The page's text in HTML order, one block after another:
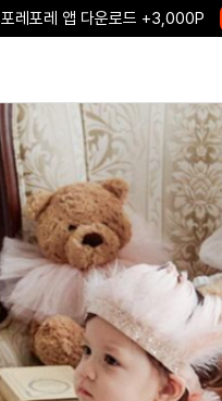
포레포레 앱 다운로드 +3,000P